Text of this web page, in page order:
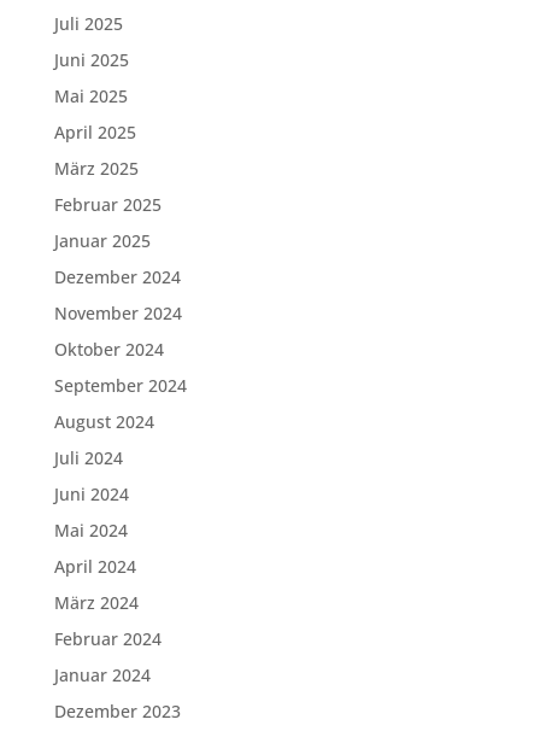
Juli 2025
Juni 2025
Mai 2025
April 2025
März 2025
Februar 2025
Januar 2025
Dezember 2024
November 2024
Oktober 2024
September 2024
August 2024
Juli 2024
Juni 2024
Mai 2024
April 2024
März 2024
Februar 2024
Januar 2024
Dezember 2023